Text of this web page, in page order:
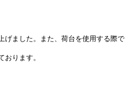
ました。また、荷台を使用する際
ります。